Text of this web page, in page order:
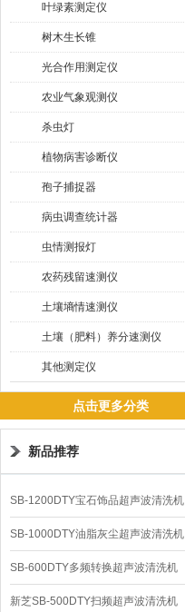
叶绿素测定仪
树木生长锥
光合作用测定仪
农业气象观测仪
杀虫灯
植物病害诊断仪
孢子捕捉器
病虫调查统计器
虫情测报灯
农药残留速测仪
土壤墒情速测仪
土壤（肥料）养分速测仪
其他测定仪
点击更多分类
新品推荐
SB-1200DTY宝石饰品超声波清洗机
SB-1000DTY油脂灰尘超声波清洗机
SB-600DTY多频转换超声波清洗机
新芝SB-500DTY扫频超声波清洗机